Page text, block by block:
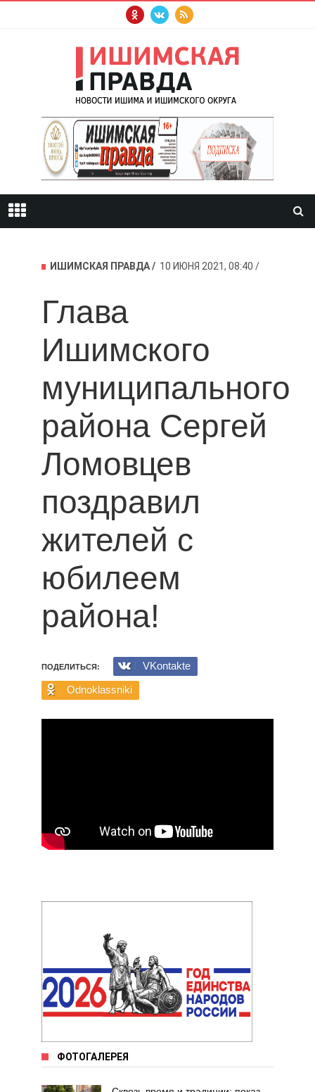
ИШИМСКАЯ ПРАВДА 10 ИЮНЯ 2021, 08:40
Глава
Ишимского
муниципального
района Сергей
Ломовцев
поздравил
жителей с
юбилеем
района!
ПОДЕЛИТЬСЯ:
VKontakte
Odnoklassniki
ФОТОГАЛЕРЕЯ